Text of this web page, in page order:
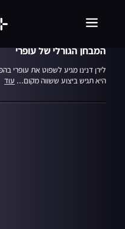
הכוכב הבא
המבחן הגורלי של עופרי
לירן דנינו מגיע לשפוט את עופרי
היא תגיש ביצוע ששווה מקום... עוד